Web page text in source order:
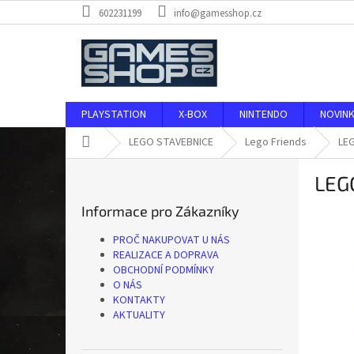
na
602231199 info@gamesshop.cz
PLAYSTATION X-BOX NINTENDO
Domů LEGO STAVEBNICE Lego Friends
Informace pro Zákazníky
PROČ NAKUPOVAT U NÁS
REALIZACE A DOPRAVA
OBCHODNÍ PODMÍNKY
O NÁS
KONTAKTY
AKTUALITY